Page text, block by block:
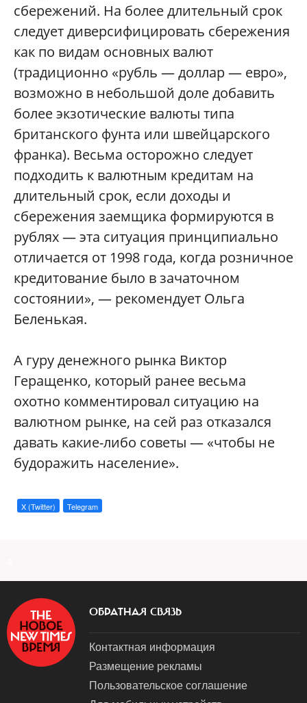
сбережений. На более длительный срок
следует диверсифицировать сбережения
как по видам основных валют
(традиционно «рубль — доллар — евро»,
возможно в небольшой доле добавить
более экзотические валюты типа
британского фунта или швейцарского
франка). Весьма осторожно следует
подходить к валютным кредитам на
длительный срок, если доходы и
сбережения заемщика формируются в
рублях — эта ситуация принципиально
отличается от 1998 года, когда розничное
кредитование было в зачаточном
состоянии», — рекомендует Ольга
Беленькая.
А гуру денежного рынка Виктор
Геращенко, который ранее весьма
охотно комментировал ситуацию на
валютном рынке, на сей раз отказался
давать какие-либо советы — «чтобы не
будоражить население».
X (Twitter) Telegram
ОБРАТНАЯ СВЯЗЬ
Контактная информация
Размещение рекламы
Пользовательское соглашение